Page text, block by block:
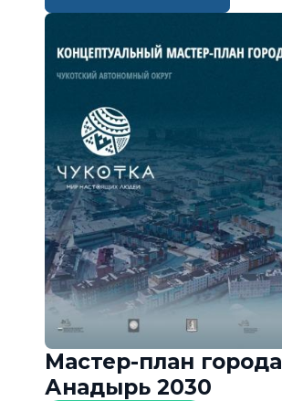
Мастер-план города
Анадырь 2030